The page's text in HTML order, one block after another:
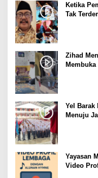
Ketika
Tak
Zihad
Yel Barak
Menuju
Yayasan
Video